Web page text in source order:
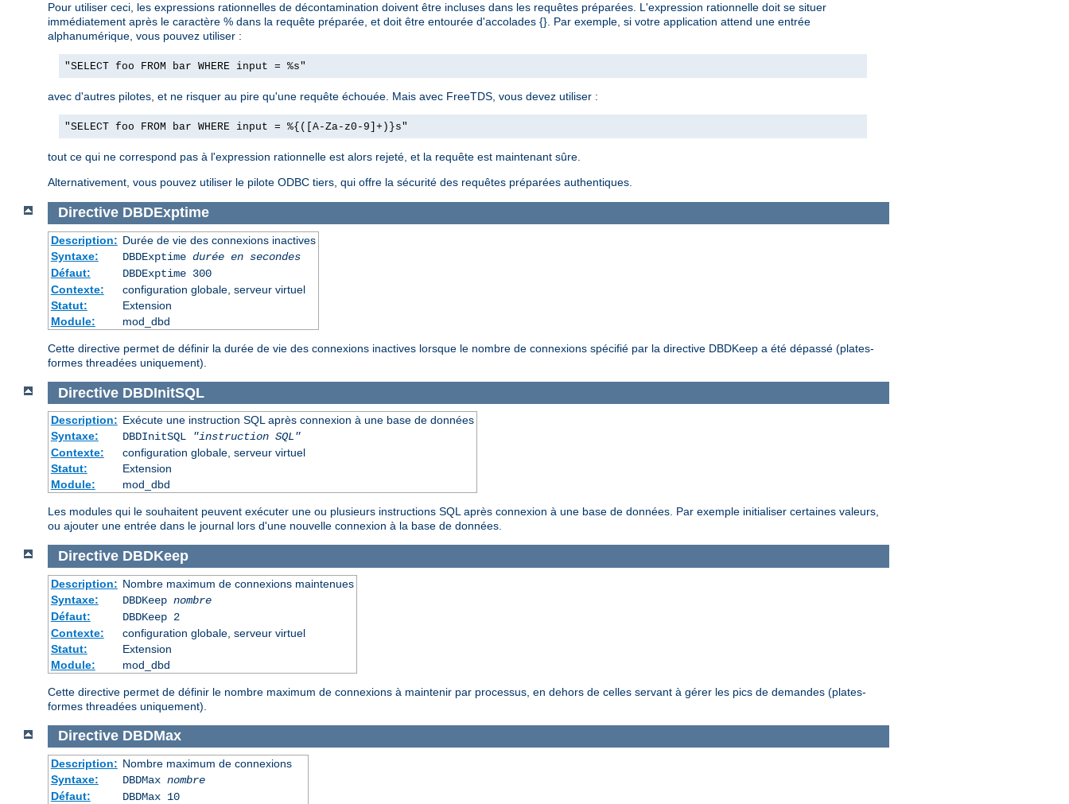
Pour utiliser ceci, les expressions rationnelles de décontamination doivent être incluses dans les requêtes préparées. L'expression rationnelle doit se situer
immédiatement après le caractère % dans la requête préparée, et doit être entourée d'accolades {}. Par exemple, si votre application attend une entrée
alphanumérique, vous pouvez utiliser :
"SELECT foo FROM bar WHERE input = %s"
avec d'autres pilotes, et ne risquer au pire qu'une requête échouée. Mais avec FreeTDS, vous devez utiliser :
"SELECT foo FROM bar WHERE input = %{([A-Za-z0-9]+)}s"
tout ce qui ne correspond pas à l'expression rationnelle est alors rejeté, et la requête est maintenant sûre.
Alternativement, vous pouvez utiliser le pilote ODBC tiers, qui offre la sécurité des requêtes préparées authentiques.
Directive DBDExptime
Description: Durée de vie des connexions inactives
Syntaxe:
DBDExptime durée en secondes
Défaut:
DBDExptime 300
Contexte:
configuration globale, serveur virtuel
Statut:
Extension
Module:
mod_dbd
Cette directive permet de définir la durée de vie des connexions inactives lorsque le nombre de connexions spécifié par la directive DBDKeep a été dépassé (plates-
formes threadées uniquement).
Directive DBDInitSQL
Description: Exécute une instruction SQL après connexion à une base de données
Syntaxe:
DBDInitSQL
"instruction SQL"
Contexte:
configuration globale, serveur virtuel
Statut:
Extension
Module:
mod_dbd
Les modules qui le souhaitent peuvent exécuter une ou plusieurs instructions SQL après connexion à une base de données. Par exemple initialiser certaines valeurs,
ou ajouter une entrée dans le journal lors d'une nouvelle connexion à la base de données.
Directive DBDKeep
Description: Nombre maximum de connexions maintenues
Syntaxe:
DBDKeep nombre
Défaut:
DBDKeep 2
Contexte:
configuration globale, serveur virtuel
Statut:
Extension
Module:
mod_dbd
Cette directive permet de définir le nombre maximum de connexions à maintenir par processus, en dehors de celles servant à gérer les pics de demandes (plates-
formes threadées uniquement).
Directive DBDMax
Description: Nombre maximum de connexions
Syntaxe:
DBDMax nombre
Défaut:
DBDMax 10